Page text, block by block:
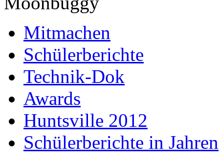
Mitmachen
Schülerberichte
Technik-Dok
Awards
Huntsville 2012
Schülerberichte in Jahren